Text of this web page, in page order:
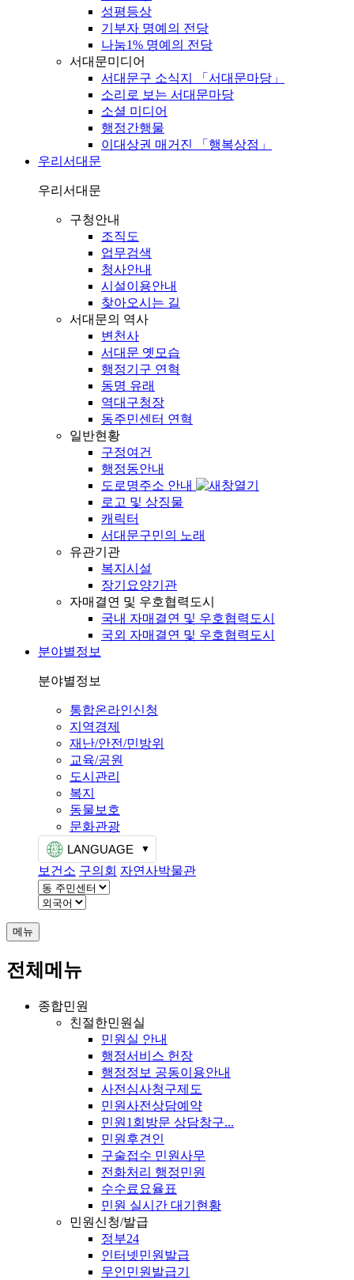
성평등상
기부자 명예의 전당
나눔1% 명예의 전당
서대문미디어
서대문구 소식지 「서대문마당」
소리로 보는 서대문마당
소셜 미디어
행정간행물
이대상권 매거진 「행복상점」
우리서대문
우리서대문
구청안내
조직도
업무검색
청사안내
시설이용안내
찾아오시는 길
서대문의 역사
변천사
서대문 옛모습
행정기구 연혁
동명 유래
역대구청장
동주민센터 연혁
일반현황
구정여건
행정동안내
도로명주소 안내
로고 및 상징물
캐릭터
서대문구민의 노래
유관기관
복지시설
장기요양기관
자매결연 및 우호협력도시
국내 자매결연 및 우호협력도시
국외 자매결연 및 우호협력도시
분야별정보
분야별정보
통합온라인신청
지역경제
재난/안전/민방위
교육/공원
도시관리
복지
동물보호
문화관광
LANGUAGE
보건소 구의회 자연사박물관
메뉴
전체메뉴
종합민원
친절한민원실
민원실 안내
행정서비스 헌장
행정정보 공동이용안내
사전심사청구제도
민원사전상담예약
민원1회방문 상담창구...
민원후견인
구술접수 민원사무
전화처리 행정민원
수수료요율표
민원 실시간 대기현황
민원신청/발급
정부24
인터넷민원발급
무인민원발급기